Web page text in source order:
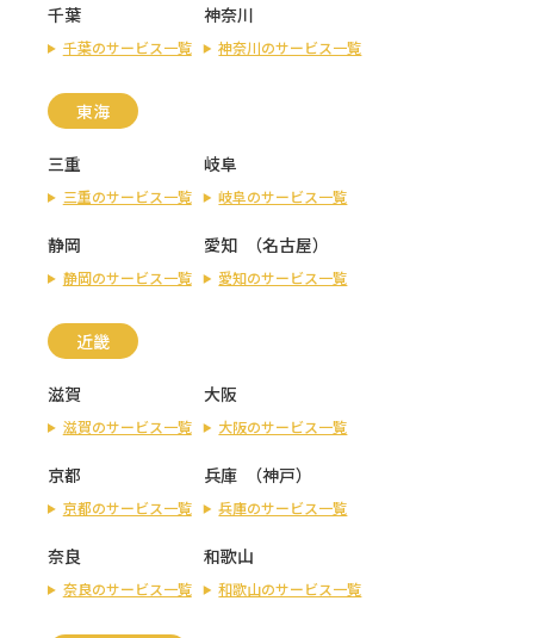
千葉
千葉のサービス一覧
神奈川
神奈川のサービス一覧
東海
三重
三重のサービス一覧
岐阜
岐阜のサービス一覧
静岡
静岡のサービス一覧
愛知 （名古屋）
愛知のサービス一覧
近畿
滋賀
滋賀のサービス一覧
大阪
大阪のサービス一覧
京都
京都のサービス一覧
兵庫 （神戸）
兵庫のサービス一覧
奈良
奈良のサービス一覧
和歌山
和歌山のサービス一覧